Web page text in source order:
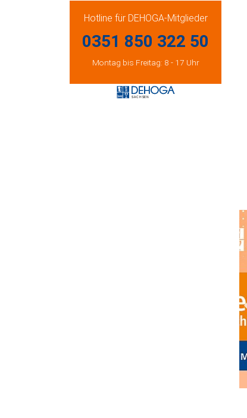
Hotline für DEHOGA-Mitglieder
0351 850 322 50
Montag bis Freitag: 8 - 17 Uhr